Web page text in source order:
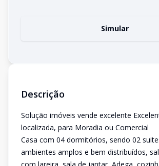
Simular
Descrição
Solução imóveis vende excelente
localizada, para Moradia ou Comercial
Casa com 04 dormitórios, sendo 02
ambientes amplos e bem distribuídos,